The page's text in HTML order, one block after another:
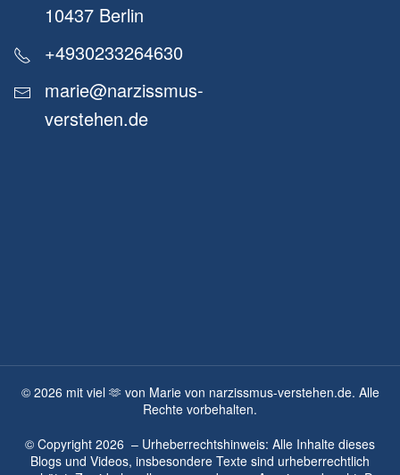
10437 Berlin
+4930233264630
marie@narzissmus-
verstehen.de
© 2026 mit viel 🫶 von Marie von narzissmus-verstehen.de. Alle
Rechte vorbehalten.
© Copyright 2026 – Urheberrechtshinweis: Alle Inhalte dieses
Blogs und Videos, insbesondere Texte sind urheberrechtlich